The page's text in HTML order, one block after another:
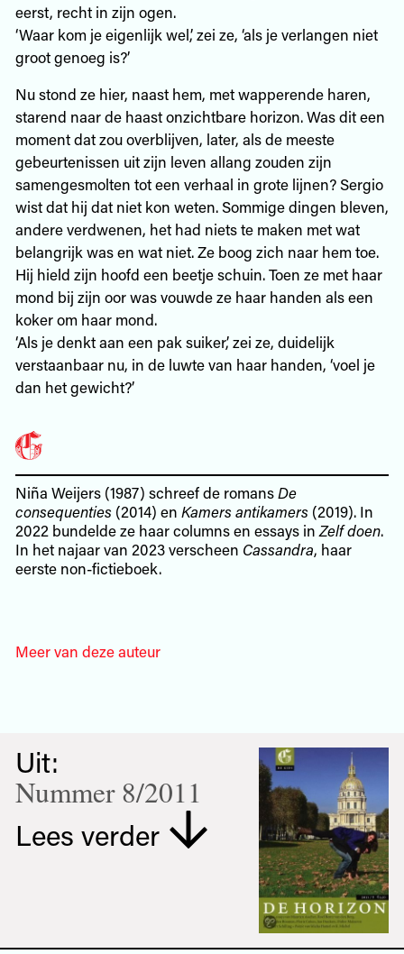
eerst, recht in zijn ogen.
‘Waar kom je eigenlijk wel,’ zei ze, ‘als je verlangen niet
groot genoeg is?’
Nu stond ze hier, naast hem, met wapperende haren,
starend naar de haast onzichtbare horizon. Was dit een
moment dat zou overblijven, later, als de meeste
gebeurtenissen uit zijn leven allang zouden zijn
samengesmolten tot een verhaal in grote lijnen? Sergio
wist dat hij dat niet kon weten. Sommige dingen bleven,
andere verdwenen, het had niets te maken met wat
belangrijk was en wat niet. Ze boog zich naar hem toe.
Hij hield zijn hoofd een beetje schuin. Toen ze met haar
mond bij zijn oor was vouwde ze haar handen als een
koker om haar mond.
‘Als je denkt aan een pak suiker,’ zei ze, duidelijk
verstaanbaar nu, in de luwte van haar handen, ‘voel je
dan het gewicht?’
Niña Weijers (1987) schreef de romansDe
consequenties (2014) en Kamers antikamers (2019). In
2022 bundelde ze haar columns en essays in Zelf doen.
In het najaar van 2023 verscheen Cassandra, haar
eerste non-fictieboek.
Meer van deze auteur
Uit:
Nummer 8/2011
Lees verder